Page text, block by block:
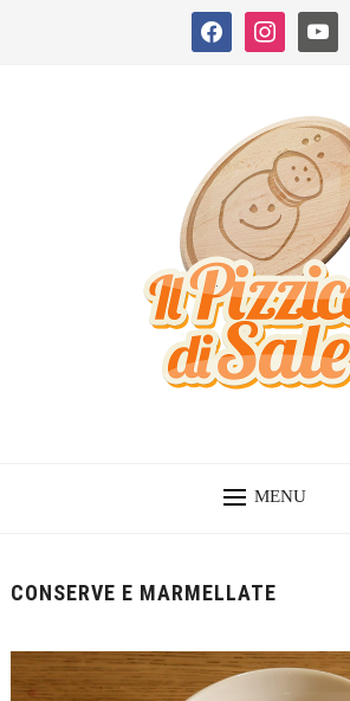
facebook instagram youtube
MENU
CONSERVE E MARMELLATE